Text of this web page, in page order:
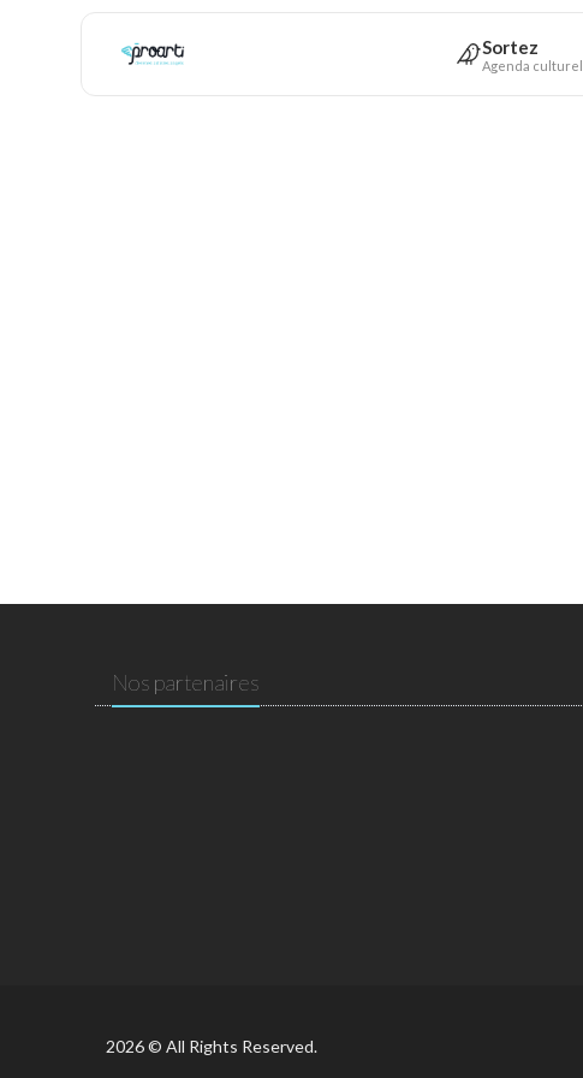
Sortez
Agenda culturel
Nos partenaires
2026 © All Rights Reserved.